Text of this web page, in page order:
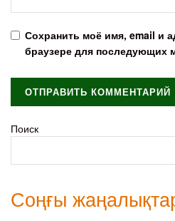
Сохранить моё имя, email и
браузере для последующих
Поиск
Соңғы